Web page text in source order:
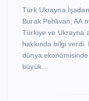
Türk Ukrayna
Burak Pehlivan, AA
Türkiye ve Ukrayna
hakkında bilgi
dünya ekonomisinde
büyük…